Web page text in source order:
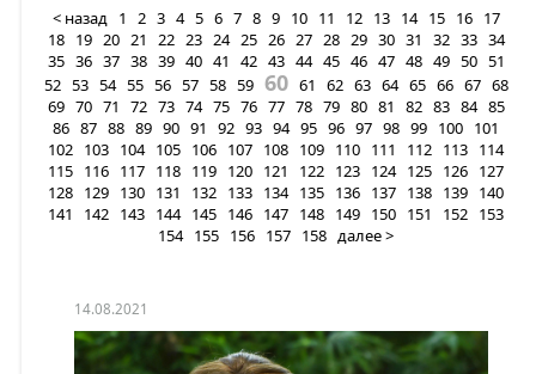
< назад 1 2 3 4 5 6 7 8 9 10 11 12 13 14 15 16 17
18 19 20 21 22 23 24 25 26 27 28 29 30 31 32 33 34
35 36 37 38 39 40 41 42 43 44 45 46 47 48 49 50 51
52 53 54 55 56 57 58 59 60 61 62 63 64 65 66 67 68
69 70 71 72 73 74 75 76 77 78 79 80 81 82 83 84 85
86 87 88 89 90 91 92 93 94 95 96 97 98 99 100 101
102 103 104 105 106 107 108 109 110 111 112 113 114
115 116 117 118 119 120 121 122 123 124 125 126 127
128 129 130 131 132 133 134 135 136 137 138 139 140
141
142 143 144 145 146 147 148 149 150 151 152 153
154 155 156 157 158 далее >
14.08.2021